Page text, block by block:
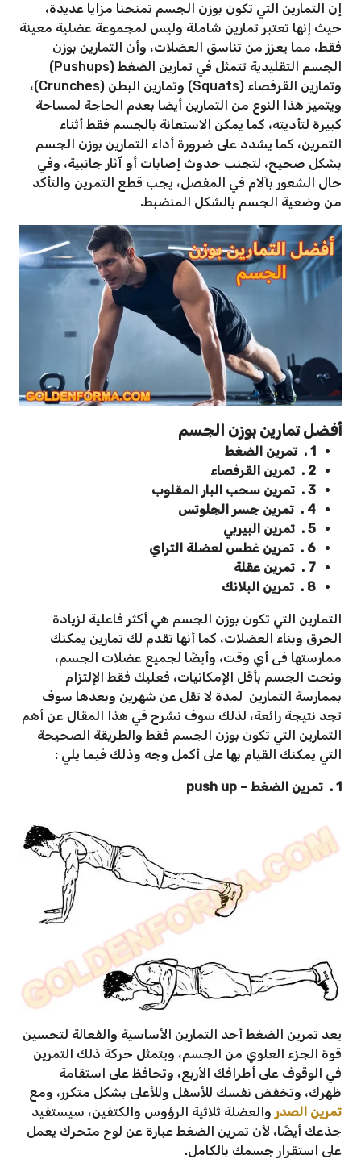
إن التمارين التي تكون ‫بوزن الجسم تمنحنا مزايا عديدة،
حيث إنها تعتبر تمارين شاملة وليس ‫لمجموعة عضلية معينة
فقط، مما يعزز من تناسق العضلات، وأن التمارين بوزن
الجسم التقليدية ‫تتمثل في تمارين الضغط (Pushups)
وتمارين القرفصاء (Squats) وتمارين ‫البطن (Crunches)،
‫ويتميز هذا النوع من التمارين أيضا بعدم الحاجة لمساحة
كبيرة لتأديته، ‫كما يمكن الاستعانة بالجسم فقط أثناء
التمرين، كما يشدد على ضرورة أداء التمارين بوزن الجسم
بشكل صحيح، ‫لتجنب حدوث إصابات أو آثار جانبية، وفي
حال الشعور بآلام في المفصل، ‫يجب قطع التمرين والتأكد
من وضعية الجسم بالشكل المنضبط.
أفضل تمارين بوزن الجسم
1 . تمرين الضغط
2 . تمرين القرفصاء
3 . تمرين سحب البار المقلوب
4 . تمرين جسر الجلوتس
5 . تمرين البيربي
6 . تمرين غطس لعضلة التراي
7 . تمرين عقلة
8 . تمرين البلانك
التمارين التي تكون بوزن الجسم هي أكثر فاعلية لزيادة
الحرق وبناء العضلات، كما أنها تقدم لك تمارين يمكنك
ممارستها فى أي وقت، وأيضًا لجميع عضلات الجسم،
ونحت الجسم بأقل الإمكانيات، فعليك فقط الإلتزام
بممارسة التمارين لمدة لا تقل عن شهرين وبعدها سوف
تجد نتيجة رائعة، لذلك سوف نشرح في هذا المقال عن أهم
التمارين التي تكون بوزن الجسم فقط والطريقة الصحيحة
التي يمكنك القيام بها على أكمل وجه وذلك فيما يلي :
1 . تمرين الضغط – push up
يعد تمرين الضغط أحد التمارين الأساسية والفعالة لتحسين
قوة الجزء العلوي من الجسم، ويتمثل حركة ذلك التمرين
في الوقوف على أطرافك الأربع، وتحافظ على استقامة
ظهرك، وتخفض نفسك للأسفل وللأعلى بشكل متكرر، ومع
تمرين الصدر والعضلة ثلاثية الرؤوس والكتفين، سيستفيد
جذعك أيضًا، لأن تمرين الضغط عبارة عن لوح متحرك يعمل
على استقرار جسمك بالكامل.